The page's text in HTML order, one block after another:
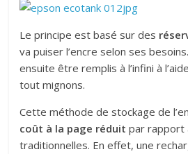
Le principe est basé sur des
va puiser l’encre selon ses
ensuite être remplis à l’infini à
tout mignons.
Cette méthode de stockage de
coût à la page réduit par rapport
traditionnelles. En effet, une